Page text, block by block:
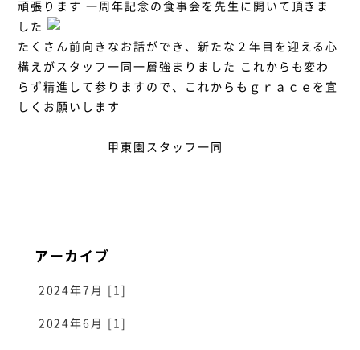
頑張ります 一周年記念の食事会を先生に開いて頂きま
した
たくさん前向きなお話ができ、新たな２年目を迎える心
構えがスタッフ一同一層強まりました
これからも変わ
らず精進して参りますので、これからもｇｒａｃｅを宜
しくお願いします
甲東園スタッフ一同
アーカイブ
2024年7月 [1]
2024年6月 [1]